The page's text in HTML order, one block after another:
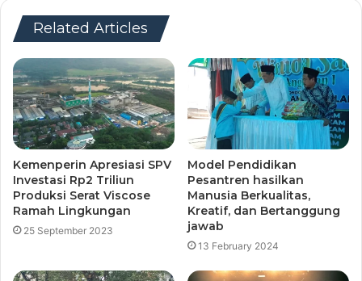
Related Articles
Kemenperin Apresiasi SPV
Investasi Rp2 Triliun
Produksi Serat Viscose
Ramah Lingkungan
25 September 2023
Model Pendidikan
Pesantren hasilkan
Manusia Berkualitas,
Kreatif, dan Bertanggung
jawab
13 February 2024